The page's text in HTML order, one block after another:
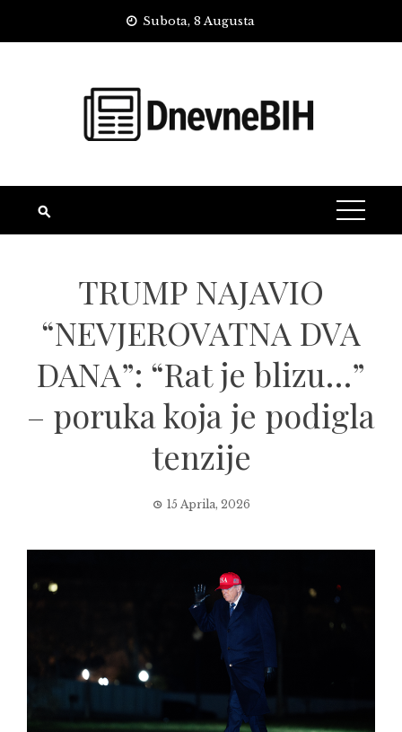
Subota, 8 Augusta
TRUMP NAJAVIO
“NEVJEROVATNA DVA
DANA”: “Rat je blizu…”
– poruka koja je podigla
tenzije
15 Aprila, 2026